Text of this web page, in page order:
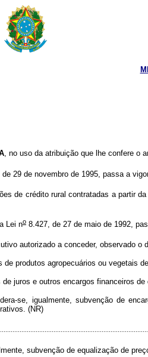
, no uso da atribuição que lhe confere o
de 29 de novembro de 1995, passa a
de crédito rural contratadas a partir
Lei no 8.427, de 27 de maio de 1992,
autorizado a conceder, observado
de produtos agropecuários ou vegetais
de juros e outros encargos financeiros
se, igualmente, subvenção de
(NR)
subvenção de equalização de